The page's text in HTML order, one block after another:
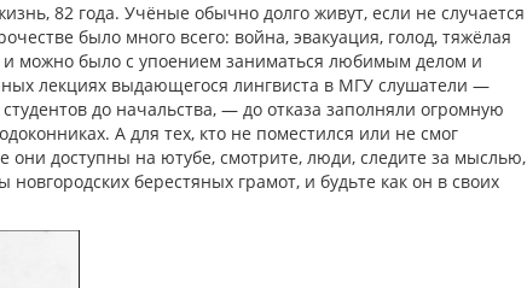
82 года. Учёные обычно долго живут, если не случается
было много всего: война, эвакуация, голод, тяжёлая
можно было с упоением заниматься любимым делом и
лекциях выдающегося лингвиста в МГУ слушатели —
до начальства, — до отказа заполняли огромную
А для тех, кто не поместился или не смог
доступны на ютубе, смотрите, люди, следите за мыслью,
берестяных грамот, и будьте как он в своих